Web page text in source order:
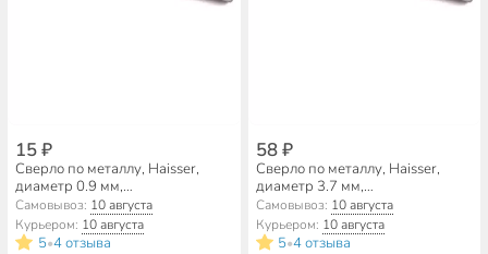
15 ₽
Сверло по металлу, Haisser,
диаметр 0.9 мм,
цилиндрический хвостовик,
HS101069
Самовывоз: 10 августа
Курьером: 10 августа
5•4 отзыва
58 ₽
Сверло по металлу, Haisser,
диаметр 3.7 мм,
цилиндрический хвостовик,
HS101074
Самовывоз: 10 августа
Курьером: 10 августа
5•4 отзыва